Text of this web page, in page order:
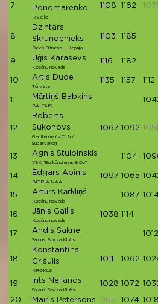
7
Ponomarenko
Rivello
1108 1162
8
Dzintars
Skrundenieks
Deva Fitness - Liepāja
1103 1185
9 Uģis Karasevs
Kocēnu novads
1116 1182
10 Artis Dude
Tērvete
1135 1157 1112
11 Mārtiņš Babkins
BALTAIS
12
Roberts
Sukonovs
Gentlemen's Club /
Supervaroņi
1067 1092 1051
13 Agnis Stulpinskis
VSK "Burkānciems & Co"
1104
14 Edgars Apinis
PATRIA NAA
1097 1065
15 Artūrs Kārkliņš
Kocēnu novads 1
1087
16 Jānis Gailis
Kocēnu novads
1038 1114
17 Andis Sakne
Saldus Boksa Klubs
1012
18
Konstantīns
Grišulis
KROKUS
1011 1062
19 Ints Neilands
Saldus Boksa Klubs
1028 1072
20 Mairis Pētersons 965 1074 1018